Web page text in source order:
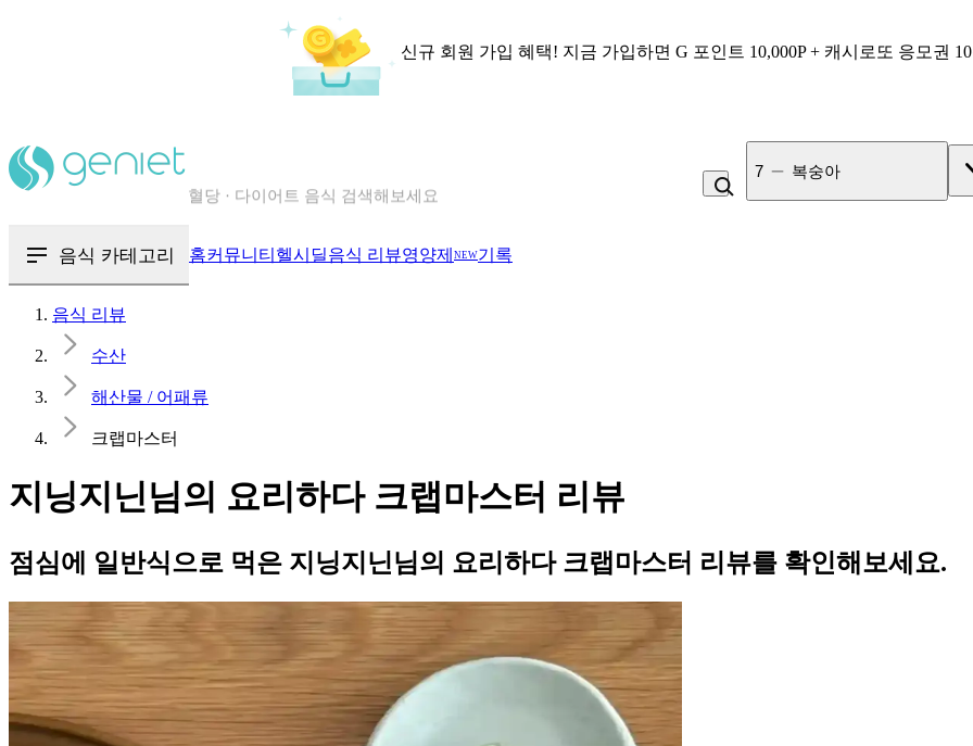
신규 회원 가입 혜택! 지금 가입하면 G 포인트 10,000P + 캐시로또 응모권
혈당 · 다이어트 음식 검색해보세요
8 김치찌개
음식 카테고리 홈커뮤니티 헬시딜음식 리뷰영양제 NEW기록
음식 리뷰
수산
해산물 / 어패류
크랩마스터
지닝지닌님의 요리하다 크랩마스터 리뷰
점심에 일반식으로 먹은 지닝지닌님의 요리하다 크랩마스터 리뷰를 확인해보세요.